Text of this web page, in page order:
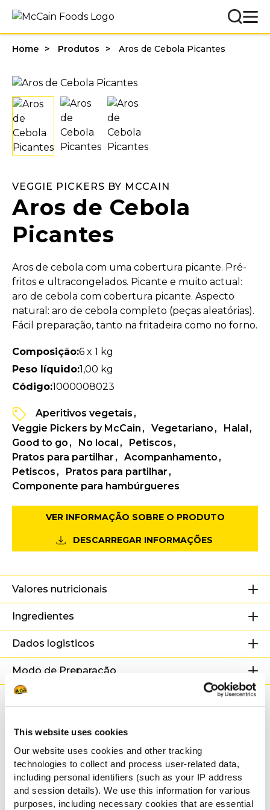
This website uses cookies
Our website uses cookies and other tracking
technologies to collect and process user-related data,
including personal identifiers (such as your IP address
and session details). We use this information for various
purposes, including necessary cookies that are essential
Home Produtos Aros de Cebola Picantes
VEGGIE PICKERS BY MCCAIN
Aros de Cebola
Picantes
Aros de cebola com uma cobertura picante. Pré-
fritos e ultracongelados. Picante e muito actual:
aro de cebola com cobertura picante. Aspecto
natural: aro de cebola completo (peças aleatórias).
Fácil preparação, tanto na fritadeira como no forno.
Composição:6 x 1 kg
Peso líquido:1,00 kg
Código:1000008023
Aperitivos vegetais
Veggie Pickers by McCain
Vegetariano
Halal
Good to go
No local
Petiscos
Pratos para partilhar
Acompanhamento
Petiscos
Pratos para partilhar
Componente para hambúrgueres
VER INFORMAÇÃO SOBRE O PRODUTO
DESCARREGAR INFORMAÇÕES
Valores nutricionais
Ingredientes
Dados logisticos
Modo de Preparação
Adequado para
Receitas
relacionadas